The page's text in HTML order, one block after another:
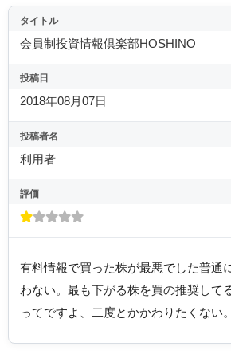
タイトル
会員制投資情報倶楽部HOSHINO
投稿日
2018年08月07日
投稿者名
利用者
評価
有料情報で買った株が最悪でした普通
わない。最も下がる株を買の推奨して
ってですよ、二度とかかわりたくない。